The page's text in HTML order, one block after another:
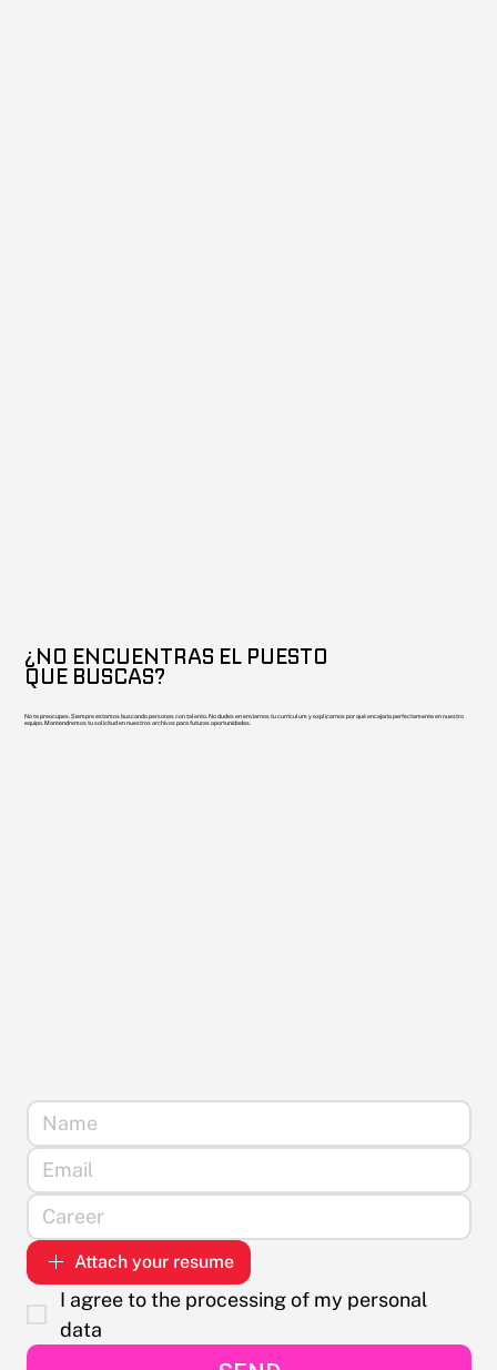
¿NO ENCUENTRAS EL PUESTO
QUE BUSCAS?
No te preocupes. Siempre estamos buscando personas con talento. No dudes en enviarnos tu currículum y explicarnos por qué encajaría perfectamente en nuestro
equipo. Mantendremos tu solicitud en nuestros archivos para futuras oportunidades.
Attach your resume
I agree to the processing of my personal
data